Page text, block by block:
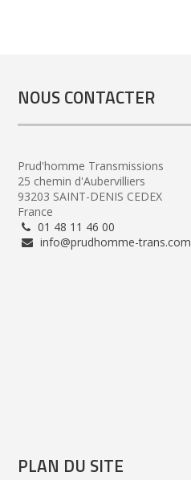
NOUS CONTACTER
Prud'homme Transmissions
25 chemin d'Aubervilliers
93203 SAINT-DENIS CEDEX
France
01 48 11 46 00
info@prudhomme-trans.com
PLAN DU SITE